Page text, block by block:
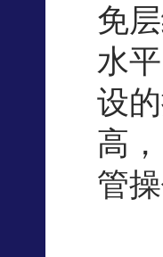
免
水
设
高
管